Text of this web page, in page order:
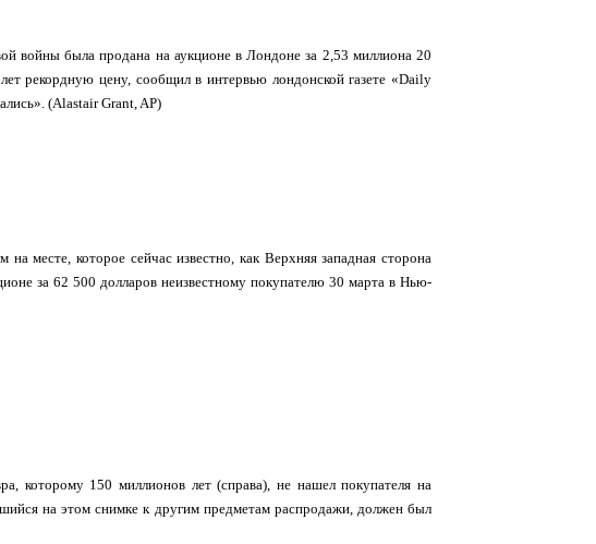
войны была продана на аукционе в Лондоне за 2,53 миллиона 20
рекордную цену, сообщил в интервью лондонской газете «Daily
(Alastair Grant, AP)
месте, которое сейчас известно, как Верхняя западная сторона
за 62 500 долларов неизвестному покупателю 30 марта в Нью-
которому 150 миллионов лет (справа), не нашел покупателя на
на этом снимке к другим предметам распродажи, должен был